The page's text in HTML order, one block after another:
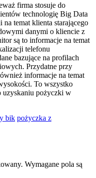
firma stosuje do
technologię Big Data
temat klienta starającego
danymi o kliencie z
są to informacje na temat
telefonu
bazujące na profilach
Przydatne przy
informacje na temat
To wszystko
uzyskaniu pożyczki w
bik pożyczka z
Wymagane pola są